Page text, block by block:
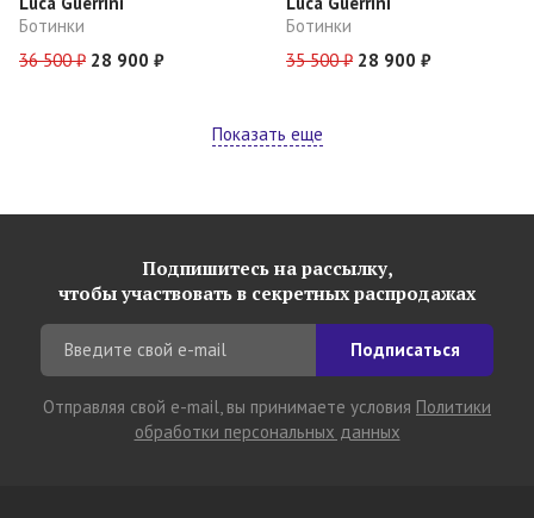
Ботинки
36 500 ₽ 28 900 ₽
Ботинки
35 500 ₽ 28 900 ₽
Показать еще
Подпишитесь на рассылку,
чтобы участвовать в секретных распродажах
Подписаться
Отправляя свой e-mail, вы принимаете условия Политики
обработки персональных данных